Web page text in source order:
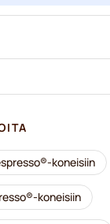
koneisiin
koneisiin